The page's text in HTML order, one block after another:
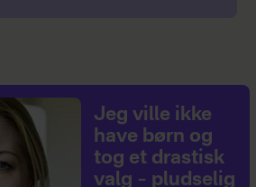
Jeg ville ikke
have børn og
tog et drastisk
valg – pludselig